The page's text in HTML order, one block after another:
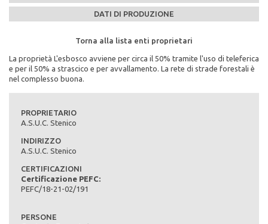
DATI DI PRODUZIONE
Torna alla lista enti proprietari
La proprietà L'esbosco avviene per circa il 50% tramite l'uso di teleferica
e per il 50% a strascico e per avvallamento. La rete di strade forestali è
nel complesso buona.
PROPRIETARIO
A.S.U.C. Stenico
INDIRIZZO
A.S.U.C. Stenico
CERTIFICAZIONI
Certificazione PEFC:
PEFC/18-21-02/191
PERSONE
Torna alla lista enti proprietari
Torna alla lista enti proprietari
Torna alla lista enti proprietari
PEFC n°:
PEFC/18-21-02/191
Scadenza del piano di assestamento:
Superficie di proprietà totale (in ettari):
Superficie della fustaia di produzione (in ettari):
Composizione specie principali (in %):